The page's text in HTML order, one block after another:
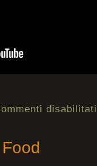
disabilitati